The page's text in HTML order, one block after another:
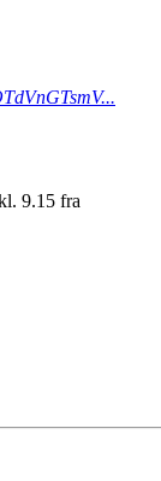
9.15 fra